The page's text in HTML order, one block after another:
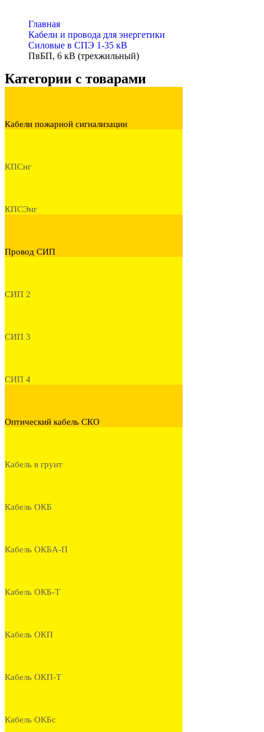
Главная
Кабели и провода для энергетики
Cиловые в СПЭ 1-35 кВ
ПвБП, 6 кВ (трехжильный)
Категории с товарами
Кабели пожарной сигнализации
КПСнг
КПСЭнг
Провод СИП
СИП 2
СИП 3
СИП 4
Оптический кабель СКО
Кабель в грунт
Кабель ОКБ
Кабель ОКБА-П
Кабель ОКБ-Т
Кабель ОКП
Кабель ОКП-Т
Кабель ОКБс